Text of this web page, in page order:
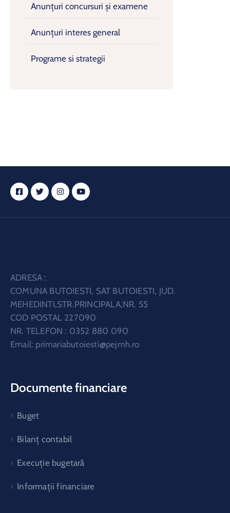
Anunțuri concursuri și examene
Anunțuri interes general
Programe si strategii
ADRESA :
COMUNA BUTOIESTI, SAT BUTOIESTI, JUD.
MEHEDINTI,STR.PRINCIPALA,NR. 55
COD POSTAL 227090
NR. TELEFON : 0352 880 090
Email: primariabutoiesti@pejmh.ro
Documente financiare
Buget
Bilanț contabil
Execuție bugetară
Informații financiare